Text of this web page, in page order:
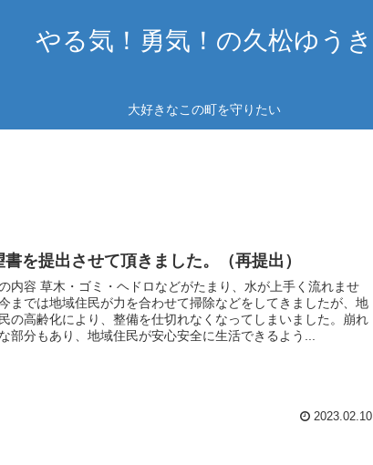
やる気！勇気！の久松ゆうき
大好きなこの町を守りたい
書を提出させて頂きました。（再提出）
内容 草木・ゴミ・ヘドロなどがたまり、水が上手く流れませ
までは地域住民が力を合わせて掃除などをしてきましたが、地
の高齢化により、整備を仕切れなくなってしまいました。崩れ
部分もあり、地域住民が安心安全に生活できるよう...
2023.02.10